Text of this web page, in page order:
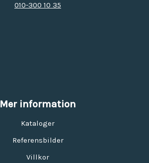
010-300 10 35
Mer information
Kataloger
Referensbilder
Villkor